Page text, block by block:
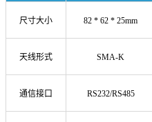
尺寸大小 82 * 62 * 25mm
天线形式 SMA-K
通信接口 RS232/RS485